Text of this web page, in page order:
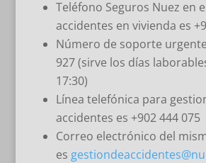
Teléfono Seguros Nuez en
accidentes en vivienda es
Número de soporte urgente
927 (sirve los días
17:30)
Línea telefónica para
accidentes es +902 444 075
Correo electrónico del
es